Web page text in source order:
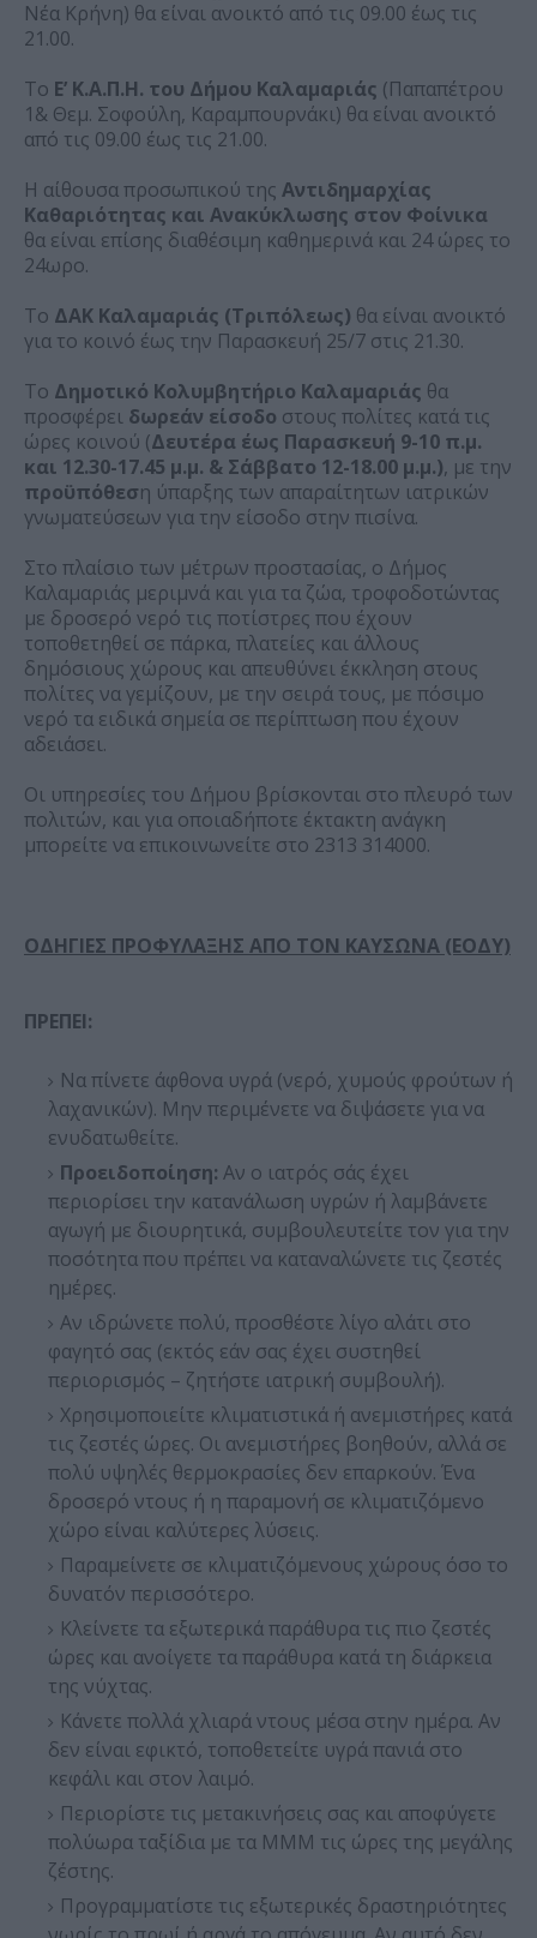
Νέα Κρήνη) θα είναι ανοικτό από τις 09.00 έως τις
21.00.
Το Ε’ Κ.Α.Π.Η. του Δήμου Καλαμαριάς (Παπαπέτρου
1& Θεμ. Σοφούλη, Καραμπουρνάκι) θα είναι ανοικτό
από τις 09.00 έως τις 21.00.
Η αίθουσα προσωπικού της Αντιδημαρχίας
Καθαριότητας και Ανακύκλωσης στον Φοίνικα
θα είναι επίσης διαθέσιμη καθημερινά και 24 ώρες το
24ωρο.
Το ΔΑΚ Καλαμαριάς (Τριπόλεως) θα είναι ανοικτό
για το κοινό έως την Παρασκευή 25/7 στις 21.30.
Το Δημοτικό Κολυμβητήριο Καλαμαριάς θα
προσφέρει δωρεάν είσοδο στους πολίτες κατά τις
ώρες κοινού (Δευτέρα έως Παρασκευή 9-10 π.μ.
και 12.30-17.45 μ.μ. & Σάββατο 12-18.00 μ.μ.), με την
προϋπόθεση ύπαρξης των απαραίτητων ιατρικών
γνωματεύσεων για την είσοδο στην πισίνα.
Στο πλαίσιο των μέτρων προστασίας, ο Δήμος
Καλαμαριάς μεριμνά και για τα ζώα, τροφοδοτώντας
με δροσερό νερό τις ποτίστρες που έχουν
τοποθετηθεί σε πάρκα, πλατείες και άλλους
δημόσιους χώρους και απευθύνει έκκληση στους
πολίτες να γεμίζουν, με την σειρά τους, με πόσιμο
νερό τα ειδικά σημεία σε περίπτωση που έχουν
αδειάσει.
Οι υπηρεσίες του Δήμου βρίσκονται στο πλευρό των
πολιτών, και για οποιαδήποτε έκτακτη ανάγκη
μπορείτε να επικοινωνείτε στο 2313 314000.
ΟΔΗΓΙΕΣ ΠΡΟΦΥΛΑΞΗΣ ΑΠΟ ΤΟΝ ΚΑΥΣΩΝΑ (ΕΟΔΥ)
ΠΡΕΠΕΙ:
Να πίνετε άφθονα υγρά (νερό, χυμούς φρούτων ή
λαχανικών). Μην περιμένετε να διψάσετε για να
ενυδατωθείτε.
Προειδοποίηση: Αν ο ιατρός σάς έχει
περιορίσει την κατανάλωση υγρών ή λαμβάνετε
αγωγή με διουρητικά, συμβουλευτείτε τον για την
ποσότητα που πρέπει να καταναλώνετε τις ζεστές
ημέρες.
Αν ιδρώνετε πολύ, προσθέστε λίγο αλάτι στο
φαγητό σας (εκτός εάν σας έχει συστηθεί
περιορισμός – ζητήστε ιατρική συμβουλή).
Χρησιμοποιείτε κλιματιστικά ή ανεμιστήρες κατά
τις ζεστές ώρες. Οι ανεμιστήρες βοηθούν, αλλά σε
πολύ υψηλές θερμοκρασίες δεν επαρκούν. Ένα
δροσερό ντους ή η παραμονή σε κλιματιζόμενο
χώρο είναι καλύτερες λύσεις.
Παραμείνετε σε κλιματιζόμενους χώρους όσο το
δυνατόν περισσότερο.
Κλείνετε τα εξωτερικά παράθυρα τις πιο ζεστές
ώρες και ανοίγετε τα παράθυρα κατά τη διάρκεια
της νύχτας.
Κάνετε πολλά χλιαρά ντους μέσα στην ημέρα. Αν
δεν είναι εφικτό, τοποθετείτε υγρά πανιά στο
κεφάλι και στον λαιμό.
Περιορίστε τις μετακινήσεις σας και αποφύγετε
πολύωρα ταξίδια με τα ΜΜΜ τις ώρες της μεγάλης
ζέστης.
Προγραμματίστε τις εξωτερικές δραστηριότητες